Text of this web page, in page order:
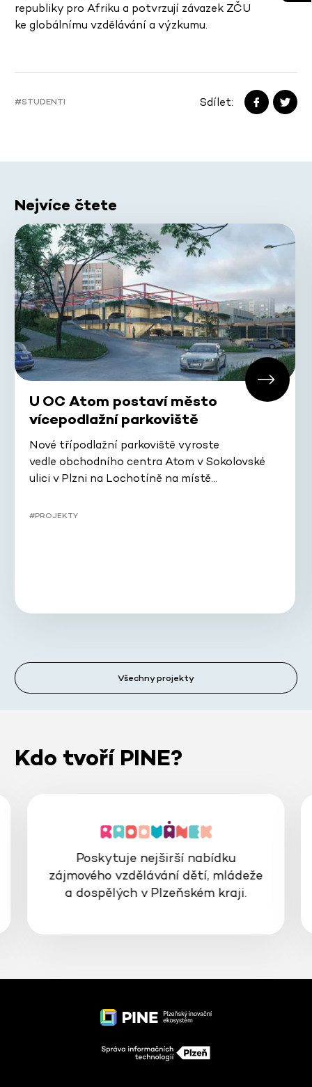
republiky pro Afriku a potvrzují závazek ZČU
ke globálnímu vzdělávání a výzkumu.
#STUDENTI Sdílet:
Nejvíce čtete
U OC Atom postaví město
vícepodlažní parkoviště
Nové třípodlažní parkoviště vyroste
vedle obchodního centra Atom v Sokolovské
ulici v Plzni na Lochotíně na místě…
#PROJEKTY
Všechny projekty
Kdo tvoří PINE?
Poskytuje nejširší nabídku
zájmového vzdělávání dětí, mládeže
a dospělých v Plzeňském kraji.